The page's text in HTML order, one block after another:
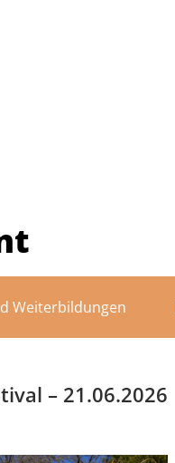
2.
Weiterbildungen
– 21.06.2026